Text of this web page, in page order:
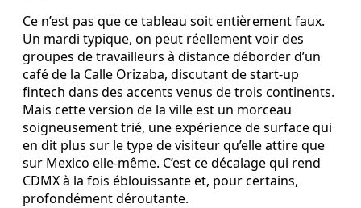
Ce n’est pas que ce tableau soit entièrement faux.
Un mardi typique, on peut réellement voir des
groupes de travailleurs à distance déborder d’un
café de la Calle Orizaba, discutant de start-up
fintech dans des accents venus de trois continents.
Mais cette version de la ville est un morceau
soigneusement trié, une expérience de surface qui
en dit plus sur le type de visiteur qu’elle attire que
sur Mexico elle-même. C’est ce décalage qui rend
CDMX à la fois éblouissante et, pour certains,
profondément déroutante.